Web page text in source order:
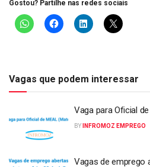
Gostou? Partilhe nas redes sociais
Vagas que podem interessar
Vaga para Oficial
BY INFROMOZ EMPREGO
Vagas de emprego